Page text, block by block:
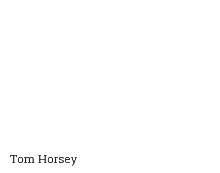
Tom Horsey